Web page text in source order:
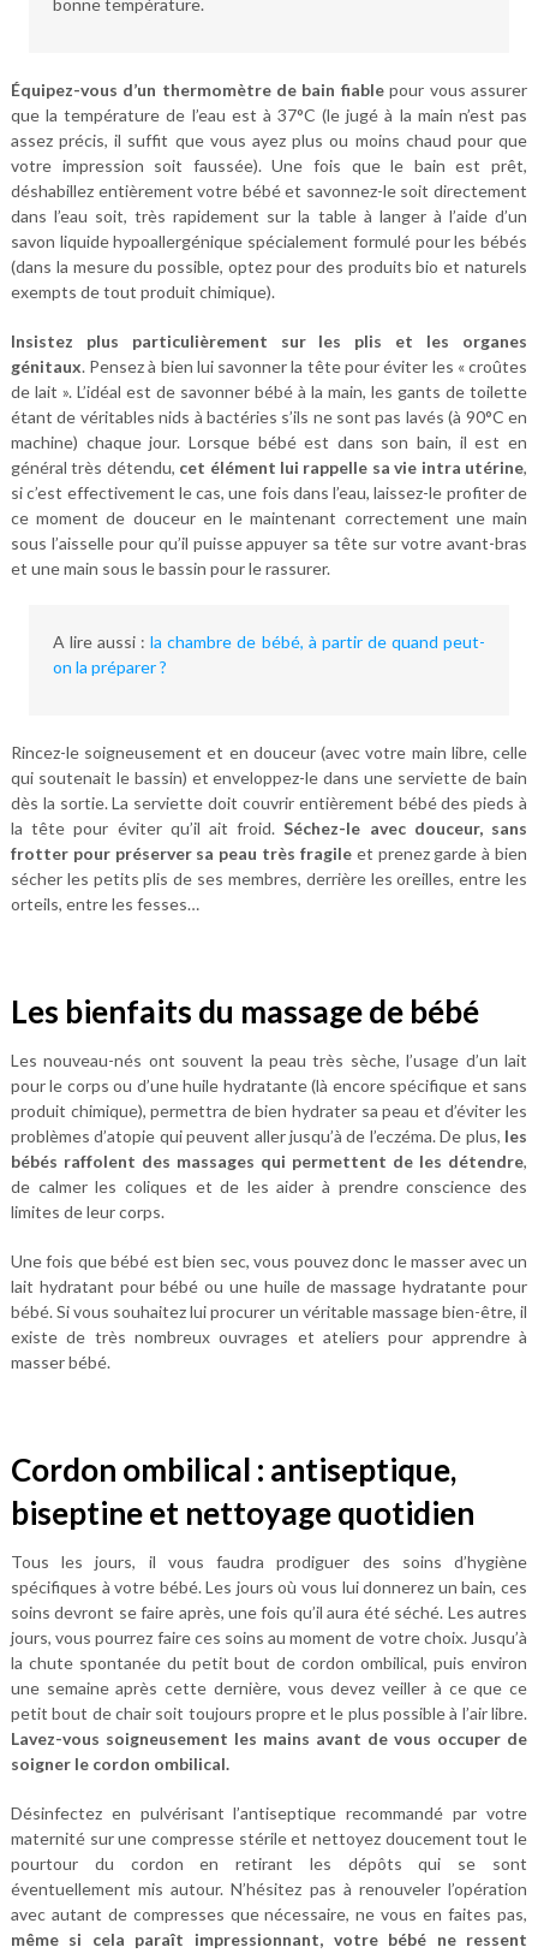
bonne température.
Équipez-vous d’un thermomètre de bain fiablepour vous assurer
que la température de l’eau est à 37°C (le jugé à la main n’est pas
assez précis, il suffit que vous ayez plus ou moins chaud pour que
votre impression soit faussée). Une fois que le bain est prêt,
déshabillez entièrement votre bébé et savonnez-le soit directement
dans l’eau soit, très rapidement sur la table à langer à l’aide d’un
savon liquide hypoallergénique spécialement formulé pour les bébés
(dans la mesure du possible, optez pour des produits bio et naturels
exempts de tout produit chimique).
Insistez plus particulièrement sur les plis et les organes
génitaux. Pensez à bien lui savonner la tête pour éviter les « croûtes
de lait ». L’idéal est de savonner bébé à la main, les gants de toilette
étant de véritables nids à bactéries s’ils ne sont pas lavés (à 90°C en
machine) chaque jour. Lorsque bébé est dans son bain, il est en
général très détendu, cet élément lui rappelle sa vie intra utérine,
si c’est effectivement le cas, une fois dans l’eau, laissez-le profiter de
ce moment de douceur en le maintenant correctement une main
sous l’aisselle pour qu’il puisse appuyer sa tête sur votre avant-bras
et une main sous le bassin pour le rassurer.
A lire aussi :la chambre de bébé, à partir de quand peut-
on la préparer ?
Rincez-le soigneusement et en douceur (avec votre main libre, celle
qui soutenait le bassin) et enveloppez-le dans une serviette de bain
dès la sortie. La serviette doit couvrir entièrement bébé des pieds à
la tête pour éviter qu’il ait froid.Séchez-le avec douceur, sans
frotter pour préserver sa peau très fragileet prenez garde à bien
sécher les petits plis de ses membres, derrière les oreilles, entre les
orteils, entre les fesses…
Les bienfaits du massage de bébé
Les nouveau-nés ont souvent la peau très sèche, l’usage d’un lait
pour le corps ou d’une huile hydratante (là encore spécifique et sans
produit chimique), permettra de bien hydrater sa peau et d’éviter les
problèmes d’atopie qui peuvent aller jusqu’à de l’eczéma. De plus, les
bébés raffolent des massages qui permettent de les détendre,
de calmer les coliques et de les aider à prendre conscience des
limites de leur corps.
Une fois que bébé est bien sec, vous pouvez donc le masser avec un
lait hydratant pour bébé ou une huile de massage hydratante pour
bébé. Si vous souhaitez lui procurer un véritable massage bien-être, il
existe de très nombreux ouvrages et ateliers pour apprendre à
masser bébé.
Cordon ombilical : antiseptique,
biseptine et nettoyage quotidien
Tous les jours, il vous faudra prodiguer des soins d’hygiène
spécifiques à votre bébé. Les jours où vous lui donnerez un bain, ces
soins devront se faire après, une fois qu’il aura été séché. Les autres
jours, vous pourrez faire ces soins au moment de votre choix. Jusqu’à
la chute spontanée du petit bout de cordon ombilical, puis environ
une semaine après cette dernière, vous devez veiller à ce que ce
petit bout de chair soit toujours propre et le plus possible à l’air libre.
Lavez-vous soigneusement les mains avant de vous occuper de
soigner le cordon ombilical.
Désinfectez en pulvérisant l’antiseptique recommandé par votre
maternité sur une compresse stérile et nettoyez doucement tout le
pourtour du cordon en retirant les dépôts qui se sont
éventuellement mis autour. N’hésitez pas à renouveler l’opération
avec autant de compresses que nécessaire, ne vous en faites pas,
même si cela paraît impressionnant, votre bébé ne ressent